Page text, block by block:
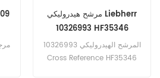
مرشح هيدروليكي Liebherr
10326993 HF35346
HD15002 EY1070Hالمرشح الهيدروليكي 10326993
Cross Reference HF35346